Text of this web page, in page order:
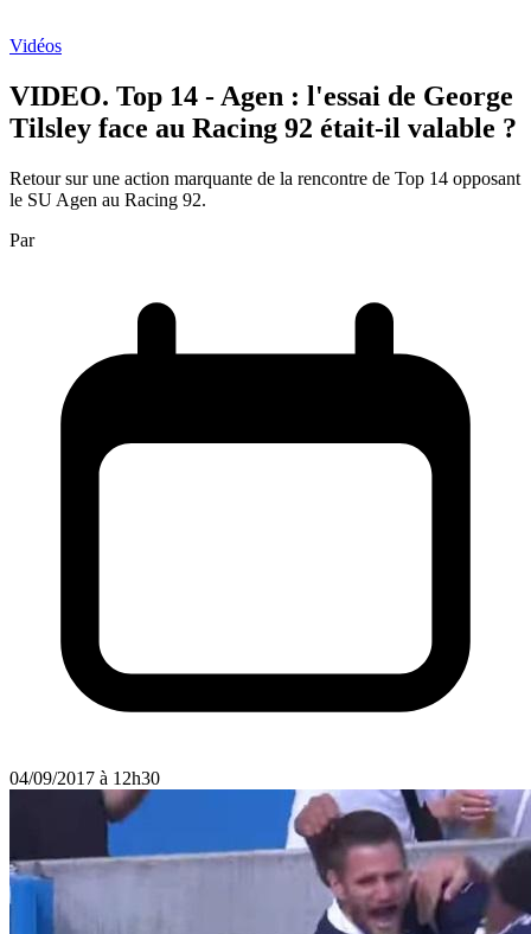
Vidéos
VIDEO. Top 14 - Agen : l'essai de George
Tilsley face au Racing 92 était-il valable ?
Retour sur une action marquante de la rencontre de Top 14 opposant
le SU Agen au Racing 92.
Par
04/09/2017 à 12h30